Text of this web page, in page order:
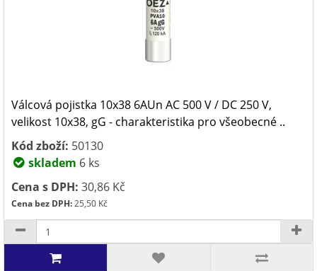
Válcová pojistka 10x38 6AUn AC 500 V / DC 250 V,
velikost 10x38, gG - charakteristika pro všeobecné ..
Kód zboží: 50130
skladem 6 ks
Cena s DPH: 30,86 Kč
Cena bez DPH:25,50 Kč